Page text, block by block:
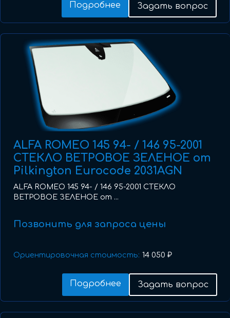
Подробнее Задать вопрос
ALFA ROMEO 145 94- / 146 95-2001
СТЕКЛО ВЕТРОВОЕ ЗЕЛЕНОЕ от
Pilkington Eurocode 2031AGN
ALFA ROMEO 145 94- / 146 95-2001 СТЕКЛО
ВЕТРОВОЕ ЗЕЛЕНОЕ от ...
Позвонить для запроса цены
Ориентировочная стоимость: 14 050 ₽
Подробнее Задать вопрос